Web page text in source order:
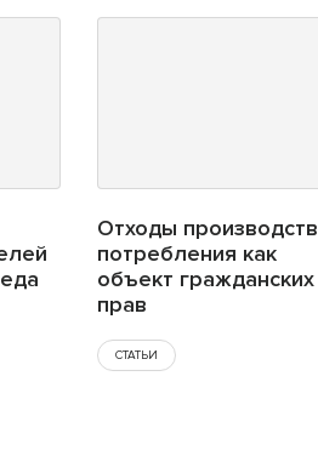
Отходы
потребления как
объект гражданских
прав
СТАТЬИ